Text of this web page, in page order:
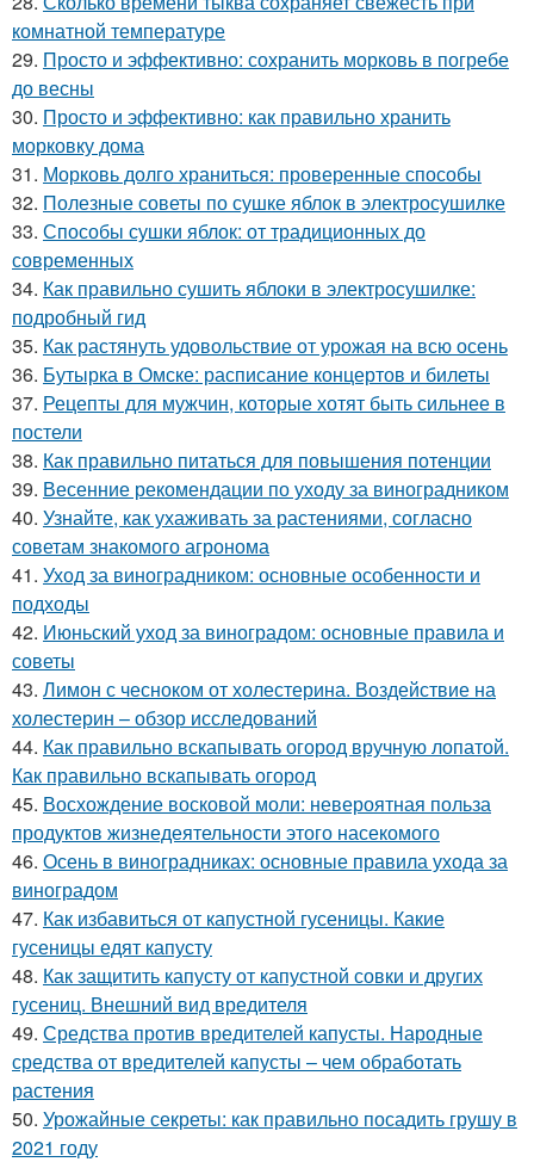
комнатной температуре
29. Просто и эффективно: сохранить морковь в погребе
до весны
30. Просто и эффективно: как правильно хранить
морковку дома
31. Морковь долго храниться: проверенные способы
32. Полезные советы по сушке яблок в электросушилке
33. Способы сушки яблок: от традиционных до
современных
34. Как правильно сушить яблоки в электросушилке:
подробный гид
35. Как растянуть удовольствие от урожая на всю осень
36. Бутырка в Омске: расписание концертов и билеты
37. Рецепты для мужчин, которые хотят быть сильнее в
постели
38. Как правильно питаться для повышения потенции
39. Весенние рекомендации по уходу за виноградником
40. Узнайте, как ухаживать за растениями, согласно
советам знакомого агронома
41. Уход за виноградником: основные особенности и
подходы
42. Июньский уход за виноградом: основные правила и
советы
43. Лимон с чесноком от холестерина. Воздействие на
холестерин – обзор исследований
44. Как правильно вскапывать огород вручную лопатой.
Как правильно вскапывать огород
45. Восхождение восковой моли: невероятная польза
продуктов жизнедеятельности этого насекомого
46. Осень в виноградниках: основные правила ухода за
виноградом
47. Как избавиться от капустной гусеницы. Какие
гусеницы едят капусту
48. Как защитить капусту от капустной совки и других
гусениц. Внешний вид вредителя
49. Средства против вредителей капусты. Народные
средства от вредителей капусты – чем обработать
растения
50. Урожайные секреты: как правильно посадить грушу в
2021 году